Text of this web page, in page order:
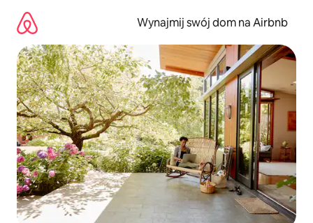
treści
Wynajmij swój dom na Airbnb